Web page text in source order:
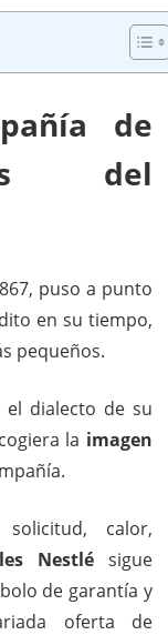
de
del
puso a punto
en su tiempo,
pequeños.
el dialecto de su
la imagen
calor,
Nestlé sigue
de garantía y
oferta de